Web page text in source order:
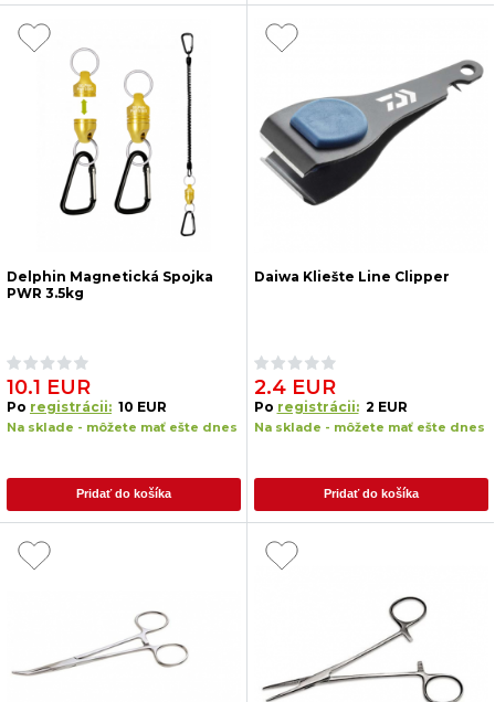
Delphin Magnetická Spojka
PWR 3.5kg
10.1 EUR
Po registrácii: 10 EUR
Na sklade - môžete mať ešte dnes
Pridať do košíka
Daiwa Kliešte Line Clipper
2.4 EUR
Po registrácii: 2 EUR
Na sklade - môžete mať ešte dnes
Pridať do košíka